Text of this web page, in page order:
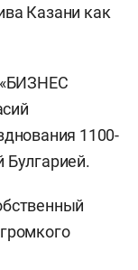
Казани как
«БИЗНЕС
1100-
Булгарией.